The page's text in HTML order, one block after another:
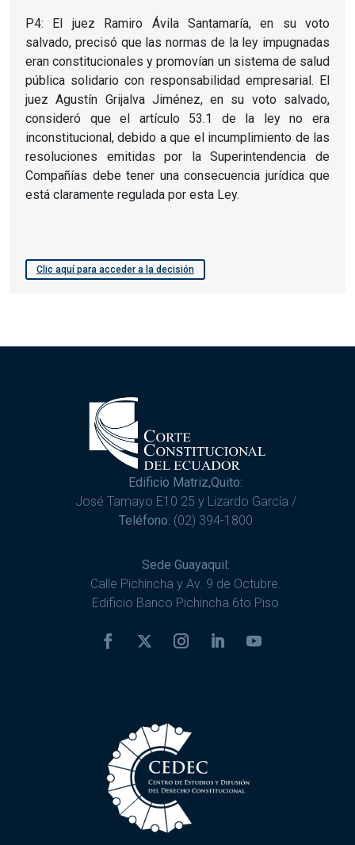
P4: El juez Ramiro Ávila Santamaría, en su voto
salvado, precisó que las normas de la ley impugnadas
eran constitucionales y promovían un sistema de salud
pública solidario con responsabilidad empresarial. El
juez Agustín Grijalva Jiménez, en su voto salvado,
consideró que el artículo 53.1 de la ley no era
inconstitucional, debido a que el incumplimiento de las
resoluciones emitidas por la Superintendencia de
Compañías debe tener una consecuencia jurídica que
está claramente regulada por esta Ley.
Clic aquí para acceder a la decisión
Edificio Matriz,Quito:
José Tamayo E10 25 y Lizardo García /
Teléfono: (02) 394-1800
Sede Guayaquil:
Calle Pichincha y Av. 9 de Octubre.
Edificio Banco Pichincha 6to Piso